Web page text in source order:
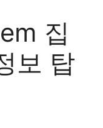
집
보 탑